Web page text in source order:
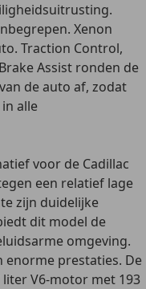
.
Xenon
Traction Control,
Assist ronden de
de auto af, zodat
alle
voor de Cadillac
een relatief lage
zijn duidelijke
dit model de
omgeving.
prestaties. De
V6-motor met 193